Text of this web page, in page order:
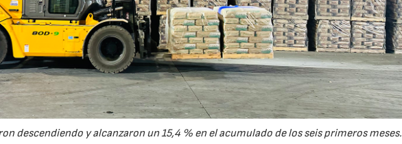
descendiendo y alcanzaron un 15,4 % en el acumulado de los seis primeros meses.